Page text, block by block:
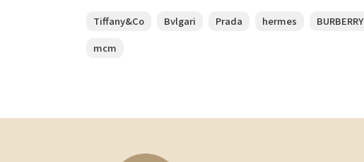
Tiffany&Co Bvlgari Prada hermes BURBERRY
mcm